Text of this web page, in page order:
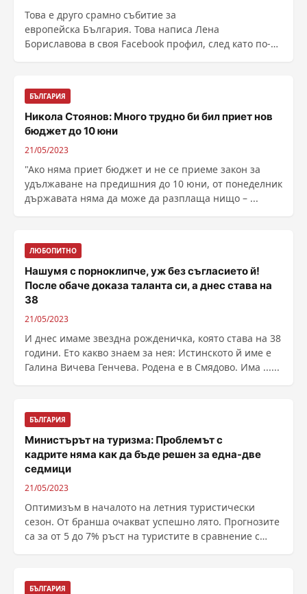
Това е друго срамно събитие за
европейска България. Това написа Лена
Бориславова в своя Facebook профил, след като по-
БЪЛГАРИЯ
Никола Стоянов: Много трудно би бил приет нов
бюджет до 10 юни
21/05/2023
"Ако няма приет бюджет и не се приеме закон за
удължаване на предишния до 10 юни, от понеделник
държавата няма да може да разплаща нищо – ...
ЛЮБОПИТНО
Нашумя с порноклипче, уж без съгласието й!
После обаче доказа таланта си, а днес става на
38
21/05/2023
И днес имаме звездна рожденичка, която става на 38
години. Ето какво знаем за нея: Истинското й име е
Галина Вичева Генчева. Родена е в Смядово. Има ......
БЪЛГАРИЯ
Министърът на туризма: Проблемът с
кадрите няма как да бъде решен за една-две
седмици
21/05/2023
Оптимизъм в началото на летния туристически
сезон. От бранша очакват успешно лято. Прогнозите
са за от 5 до 7% ръст на туристите в сравнение с
БЪЛГАРИЯ